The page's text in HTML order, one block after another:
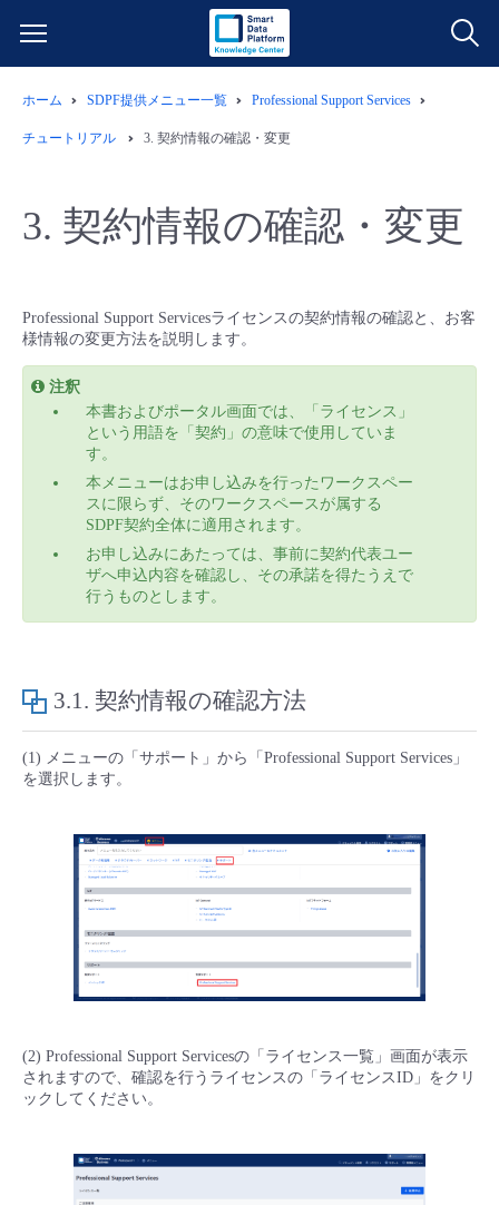
サービス一覧
クラウド/サーバー
IoT
モニタリング/監査
サポート
管理機能
すべてのメニューを見る
データ利活用
ネットワーク
IoT
モニタリング/監査
サポート
管理機能
すべてのメニューを見る
料金情報
データ利活用
クラウド/サーバー
ネットワーク
IoT
モニタリング/監査
サポート
すべてのメニューを見る
■ 管理機能
- 管理機能
■ セットアップガイド
- 新規お申し込み方法
- ユーザー機能の管理
- 登録情報の管理
■ 基本構築ガイド
- クラウド / サーバー
- Flexible Remote Access
- vUTM2
ユースケース
- バックアップ
- セキュリティ・監査
- データと分析
- その他
故障/メンテナンス情報
サービス稼働状況
故障/メンテナンス履歴
メンテナンス予定
定期メンテナンス
パートナー
販売パートナー向けプログラム
ホーム SDPF提供メニュー一覧 Professional Support Services
チュートリアル 3. 契約情報の確認・変更
3. 契約情報の確認・変更
Professional Support Servicesライセンスの契約情報の確認と、お客
様情報の変更方法を説明します。
注釈
本書およびポータル画面では、「ライセンス」
という用語を「契約」の意味で使用していま
す。
本メニューはお申し込みを行ったワークスペー
スに限らず、そのワークスペースが属する
SDPF契約全体に適用されます。
お申し込みにあたっては、事前に契約代表ユー
ザへ申込内容を確認し、その承諾を得たうえで
行うものとします。
3.1. 契約情報の確認方法
(1) メニューの「サポート」から「Professional Support Services」
を選択します。
(2) Professional Support Servicesの「ライセンス一覧」画面が表示
されますので、確認を行うライセンスの「ライセンスID」をクリ
ックしてください。